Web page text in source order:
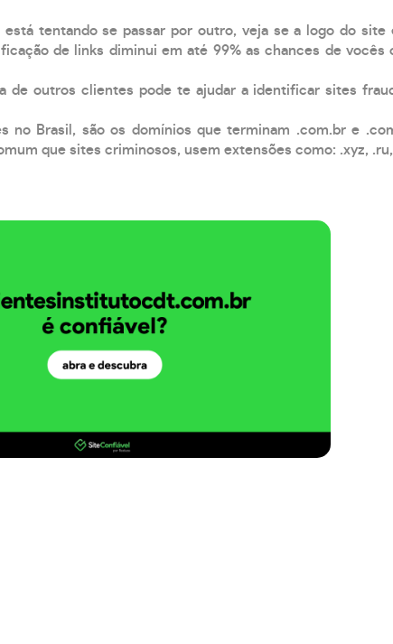
tentando se passar por outro, veja se a logo do site
de links diminui em até 99% as chances de
de outros clientes pode te ajudar a identificar sites
no Brasil, são os domínios que terminam .com.br e
que sites criminosos, usem extensões como: .xyz,